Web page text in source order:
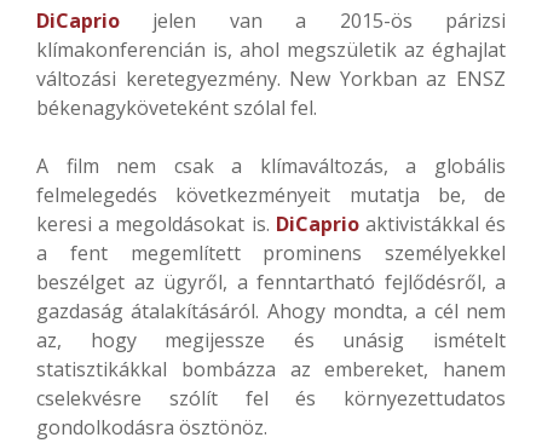
DiCaprio jelen van a 2015-ös párizsi
klímakonferencián is, ahol megszületik az éghajlat
változási keretegyezmény. New Yorkban az ENSZ
békenagyköveteként szólal fel.
A film nem csak a klímaváltozás, a globális
felmelegedés következményeit mutatja be, de
keresi a megoldásokat is. DiCaprioaktivistákkal és
a fent megemlített prominens személyekkel
beszélget az ügyről, a fenntartható fejlődésről, a
gazdaság átalakításáról. Ahogy mondta, a cél nem
az, hogy megijessze és unásig ismételt
statisztikákkal bombázza az embereket, hanem
cselekvésre szólít fel és környezettudatos
gondolkodásra ösztönöz.